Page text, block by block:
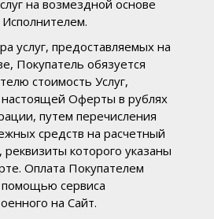
на возмездной основе
услуг, предоставляемых на
Покупатель обязуется
стоимость Услуг,
настоящей Оферты в рублях
путем перечисления
средств на расчетный
реквизиты которого указаны
Оплата Покупателем
помощью сервиса
на Сайт.